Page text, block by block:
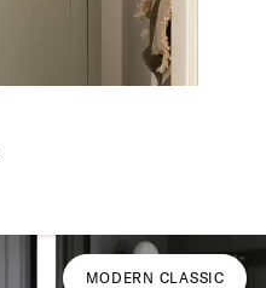
MODERN CLASSIC